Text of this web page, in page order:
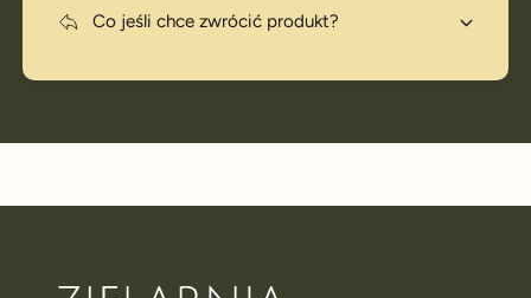
Co jeśli chce zwrócić produkt?